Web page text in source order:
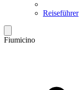
Reiseführer
Fiumicino